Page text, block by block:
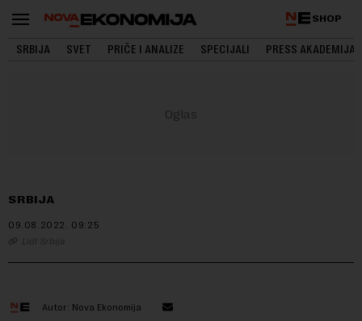
SHOP
SRBIJA SVET PRIČE I ANALIZE SPECIJALI PRESS AKADEMIJA
SRBIJA
09.08.2022. 09:25
Lidl Srbija
Autor: Nova Ekonomija